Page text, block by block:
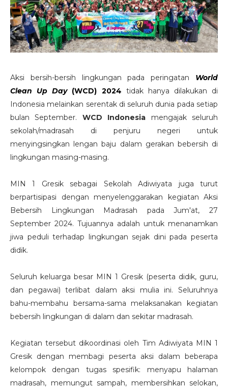
Aksi bersih-bersih lingkungan pada peringatan World
Clean Up Day (WCD) 2024 tidak hanya dilakukan di
Indonesia melainkan serentak di seluruh dunia pada setiap
bulan September. WCD Indonesia mengajak seluruh
sekolah/madrasah di penjuru negeri untuk
menyingsingkan lengan baju dalam gerakan bebersih di
lingkungan masing-masing.
MIN 1 Gresik sebagai Sekolah Adiwiyata juga turut
berpartisipasi dengan menyelenggarakan kegiatan Aksi
Bebersih Lingkungan Madrasah pada Jum'at, 27
September 2024. Tujuannya adalah untuk menanamkan
jiwa peduli terhadap lingkungan sejak dini pada peserta
didik.
Seluruh keluarga besar MIN 1 Gresik (peserta didik, guru,
dan pegawai) terlibat dalam aksi mulia ini. Seluruhnya
bahu-membahu bersama-sama melaksanakan kegiatan
bebersih lingkungan di dalam dan sekitar madrasah.
Kegiatan tersebut dikoordinasi oleh Tim Adiwiyata MIN 1
Gresik dengan membagi peserta aksi dalam beberapa
kelompok dengan tugas spesifik: menyapu halaman
madrasah, memungut sampah, membersihkan selokan,